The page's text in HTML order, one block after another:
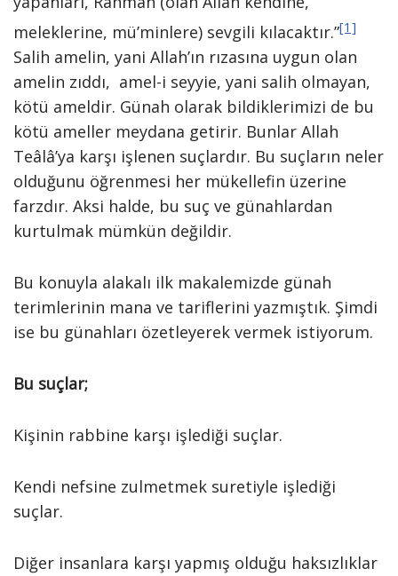
meleklerine, mü’minlere) sevgili kılacaktır.”[1]
Salih amelin, yani Allah’ın rızasına uygun olan
amelin zıddı, amel-i seyyie, yani salih olmayan,
kötü ameldir. Günah olarak bildiklerimizi de bu
kötü ameller meydana getirir. Bunlar Allah
Teâlâ’ya karşı işlenen suçlardır. Bu suçların neler
olduğunu öğrenmesi her mükellefin üzerine
farzdır. Aksi halde, bu suç ve günahlardan
kurtulmak mümkün değildir.
Bu konuyla alakalı ilk makalemizde günah
terimlerinin mana ve tariflerini yazmıştık. Şimdi
ise bu günahları özetleyerek vermek istiyorum.
Bu suçlar;
Kişinin rabbine karşı işlediği suçlar.
Kendi nefsine zulmetmek suretiyle işlediği
suçlar.
Diğer insanlara karşı yapmış olduğu haksızlıklar